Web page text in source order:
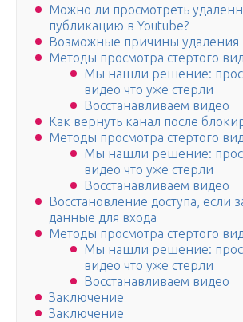
Можно ли просмотреть
публикацию в Youtube?
Возможные причины удаления
Методы просмотра стертого
Мы нашли решение:
видео что уже стерли
Восстанавливаем видео
Как вернуть канал после
Методы просмотра стертого
Мы нашли решение:
видео что уже стерли
Восстанавливаем видео
Восстановление доступа, если
данные для входа
Методы просмотра стертого
Мы нашли решение:
видео что уже стерли
Восстанавливаем видео
Заключение
Заключение